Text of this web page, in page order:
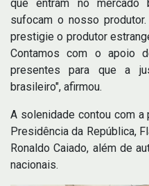
que entram no mercado
sufocam o nosso
prestigie o produtor
Contamos com o apoio
presentes para que a
brasileiro", afirmou.
A solenidade contou com
Presidência da República,
Ronaldo Caiado, além de
nacionais.